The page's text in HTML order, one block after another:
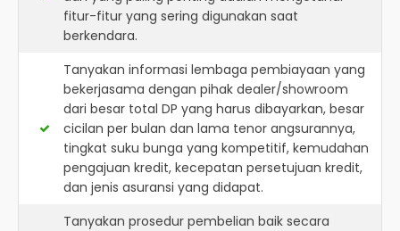
fitur-fitur yang sering digunakan saat
berkendara.
Tanyakan informasi lembaga pembiayaan yang
bekerjasama dengan pihak dealer/showroom
dari besar total DP yang harus dibayarkan, besar
cicilan per bulan dan lama tenor angsurannya,
tingkat suku bunga yang kompetitif, kemudahan
pengajuan kredit, kecepatan persetujuan kredit,
dan jenis asuransi yang didapat.
Tanyakan prosedur pembelian baik secara